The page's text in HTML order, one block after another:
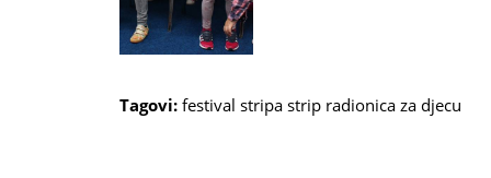
Tagovi: festival stripa strip radionica za djecu